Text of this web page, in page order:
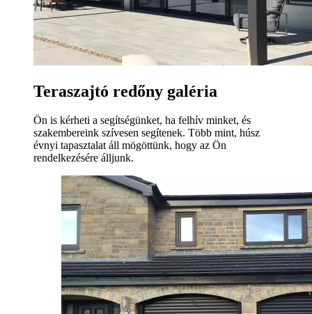
Teraszajtó redőny galéria
Ön is kérheti a segítségünket, ha felhív minket, és
szakembereink szívesen segítenek. Több mint, húsz
évnyi tapasztalat áll mögöttünk, hogy az Ön
rendelkezésére álljunk.